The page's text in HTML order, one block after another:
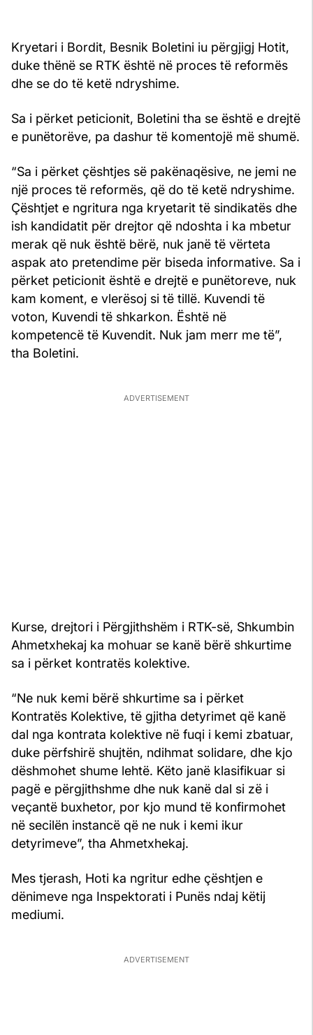
Kryetari i Bordit, Besnik Boletini iu përgjigj Hotit,
duke thënë se RTK është në proces të reformës
dhe se do të ketë ndryshime.
Sa i përket peticionit, Boletini tha se është e drejtë
e punëtorëve, pa dashur të komentojë më shumë.
“Sa i përket çështjes së pakënaqësive, ne jemi ne
një proces të reformës, që do të ketë ndryshime.
Çështjet e ngritura nga kryetarit të sindikatës dhe
ish kandidatit për drejtor që ndoshta i ka mbetur
merak që nuk është bërë, nuk janë të vërteta
aspak ato pretendime për biseda informative. Sa i
përket peticionit është e drejtë e punëtoreve, nuk
kam koment, e vlerësoj si të tillë. Kuvendi të
voton, Kuvendi të shkarkon. Është në
kompetencë të Kuvendit. Nuk jam merr me të”,
tha Boletini.
Kurse, drejtori i Përgjithshëm i RTK-së, Shkumbin
Ahmetxhekaj ka mohuar se kanë bërë shkurtime
sa i përket kontratës kolektive.
“Ne nuk kemi bërë shkurtime sa i përket
Kontratës Kolektive, të gjitha detyrimet që kanë
dal nga kontrata kolektive në fuqi i kemi zbatuar,
duke përfshirë shujtën, ndihmat solidare, dhe kjo
dëshmohet shume lehtë. Këto janë klasifikuar si
pagë e përgjithshme dhe nuk kanë dal si zë i
veçantë buxhetor, por kjo mund të konfirmohet
në secilën instancë që ne nuk i kemi ikur
detyrimeve”, tha Ahmetxhekaj.
Mes tjerash, Hoti ka ngritur edhe çështjen e
dënimeve nga Inspektorati i Punës ndaj këtij
mediumi.